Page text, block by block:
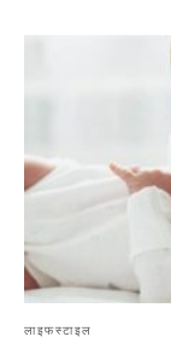
लाइफस्टाइल